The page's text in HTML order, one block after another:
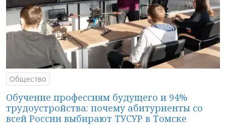
Общество
Обучение профессиям будущего и 94%
трудоустройства: почему абитуриенты со
всей России выбирают ТУСУР в Томске